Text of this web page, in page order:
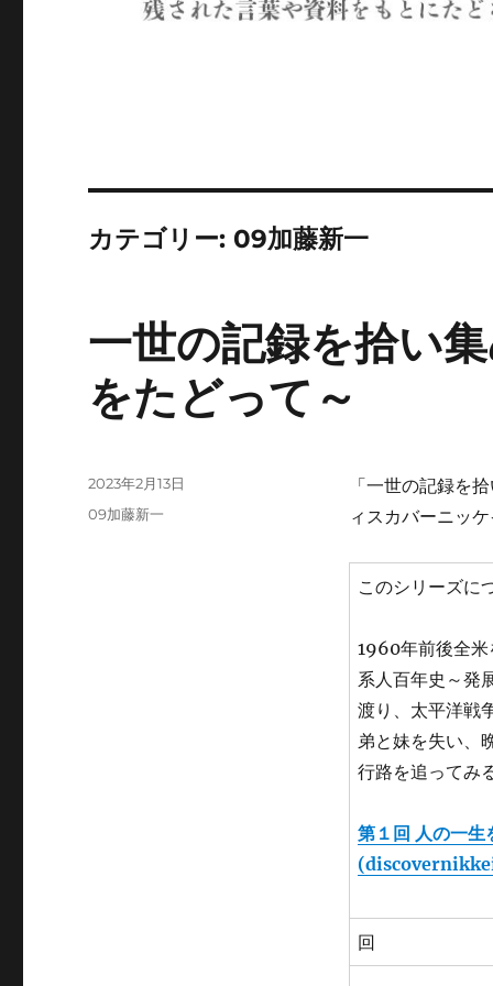
カテゴリー: 09加藤新一
一世の記録を拾い
をたどって～
「一世の記録を
ィスカバーニッ
このシリーズに
1960年前後全米
系人百年史～発
渡り、太平洋戦
弟と妹を失い、
行路を追ってみる
第１回 人の一生
回
投
2023年2月13日
カ
09加藤新一